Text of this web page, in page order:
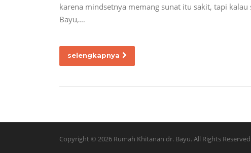
karena mindsetnya memang sunat itu sakit, tapi
Bayu,…
selengkapnya
Copyright © 2026 Rumah Khitanan dr. Bayu. All Rights